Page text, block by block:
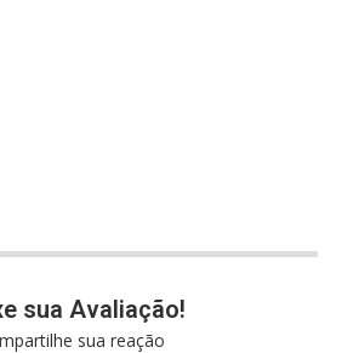
sua Avaliação!
sua reação